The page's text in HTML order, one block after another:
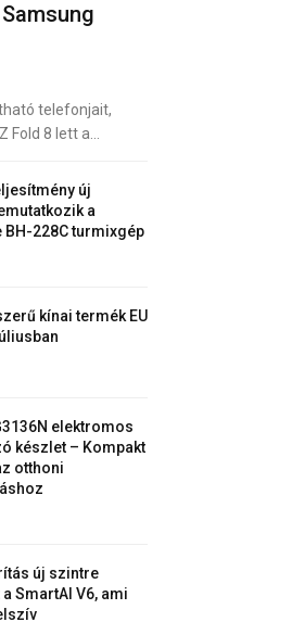
telefonjait,
Fold 8 lett a…
új
a
BH-228C turmixgép
kínai termék EU
elektromos
készlet – Kompakt
otthoni
új szintre
SmartAI V6, ami